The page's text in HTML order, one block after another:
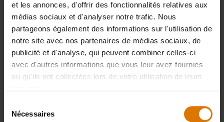
et les annonces, d'offrir des fonctionnalités relatives aux
médias sociaux et d'analyser notre trafic. Nous
partageons également des informations sur l'utilisation de
notre site avec nos partenaires de médias sociaux, de
publicité et d'analyse, qui peuvent combiner celles-ci
avec d'autres informations que vous leur avez fournies
ou qu'ils ont collectées lors de votre utilisation de leurs
Nécessaires
Weber
Connect
Smart
Grilling Hub
149,99 €
TVA incluse
détails